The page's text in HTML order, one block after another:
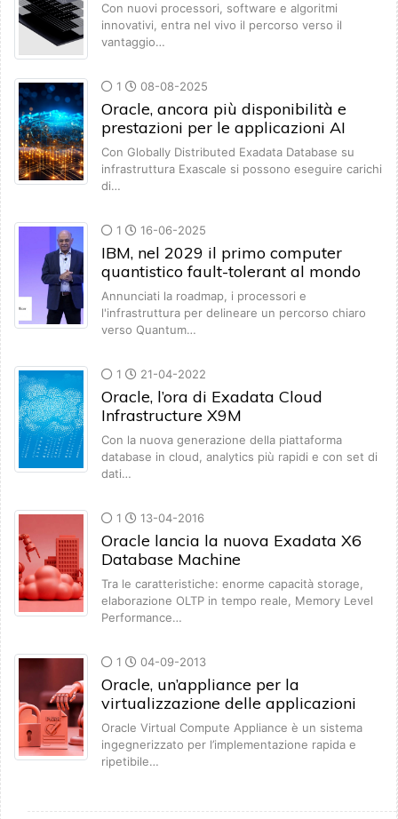
Con nuovi processori, software e algoritmi
innovativi, entra nel vivo il percorso verso il
vantaggio…
1 08-08-2025
Oracle, ancora più disponibilità e
prestazioni per le applicazioni AI
Con Globally Distributed Exadata Database su
infrastruttura Exascale si possono eseguire carichi
di…
1 16-06-2025
IBM, nel 2029 il primo computer
quantistico fault-tolerant al mondo
Annunciati la roadmap, i processori e
l'infrastruttura per delineare un percorso chiaro
verso Quantum…
1 21-04-2022
Oracle, l’ora di Exadata Cloud
Infrastructure X9M
Con la nuova generazione della piattaforma
database in cloud, analytics più rapidi e con set di
dati…
1 13-04-2016
Oracle lancia la nuova Exadata X6
Database Machine
Tra le caratteristiche: enorme capacità storage,
elaborazione OLTP in tempo reale, Memory Level
Performance…
1 04-09-2013
Oracle, un’appliance per la
virtualizzazione delle applicazioni
Oracle Virtual Compute Appliance è un sistema
ingegnerizzato per l’implementazione rapida e
ripetibile…